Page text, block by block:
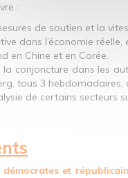
:
de soutien et la
dans l’économie
en Chine et en Corée.
conjoncture dans les
tous 3 hebdomadaires,
de certains secteurs
et